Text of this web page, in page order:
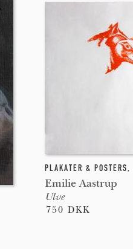
PLAKATER & POSTERS,
Emilie Aastrup
Ulve
750 DKK